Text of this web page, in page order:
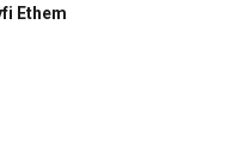
Ethem